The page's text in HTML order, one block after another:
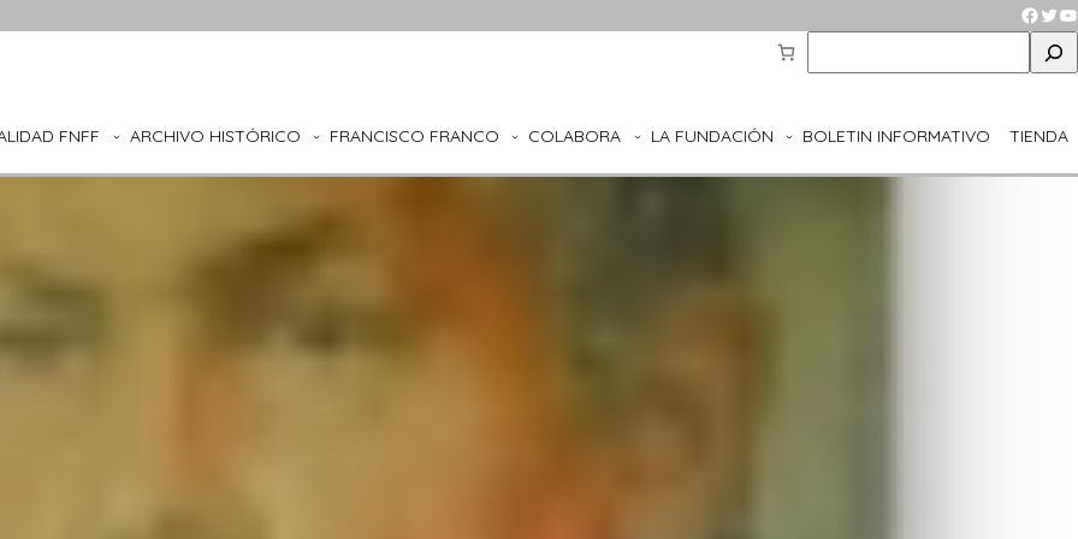
e
r
FNFF ARCHIVO HISTÓRICO FRANCISCO FRANCO COLABORA LA FUNDACIÓN BOLETIN INFORMATIVO TIENDA